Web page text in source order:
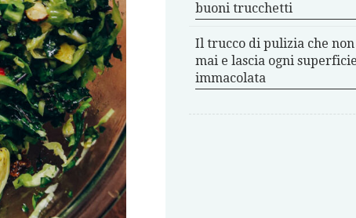
buoni trucchetti
Il trucco di pulizia che
mai e lascia ogni superficie
immacolata